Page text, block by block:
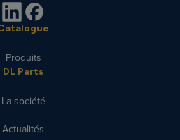
Produits
DL Parts
La société
Actualités